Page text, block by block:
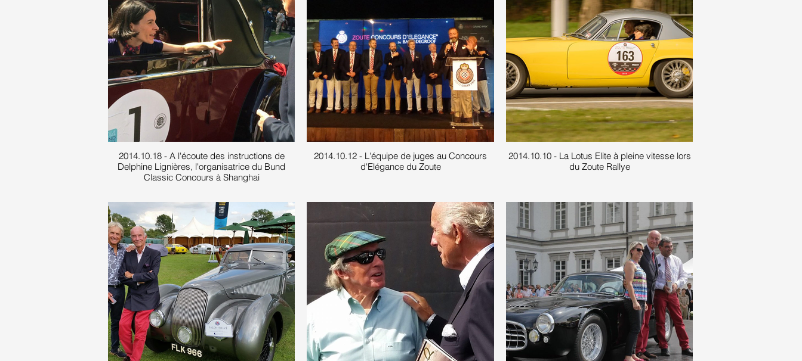
2014.10.18 - A l'écoute des instructions de
Delphine Lignières, l'organisatrice du Bund
Classic Concours à Shanghai
2014.10.12 - L'équipe de juges au Concours
d'Elégance du Zoute
2014.10.10 - La Lotus Elite à pleine vitesse lors
du Zoute Rallye